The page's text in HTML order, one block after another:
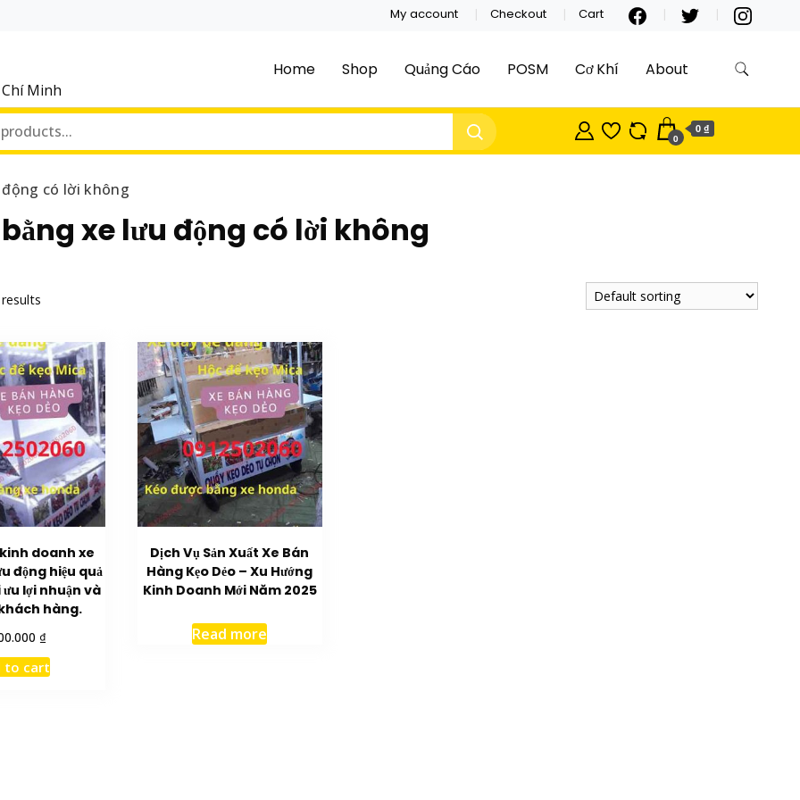
My account Checkout Cart
Minh
Home Shop Quảng Cáo POSM Cơ Khí About
0
0 ₫
có lời không
xe lưu động có lời không
doanh xe
động hiệu quả
lợi nhuận và
hàng.
₫
to cart
Dịch Vụ Sản Xuất Xe Bán
Hàng Kẹo Dẻo – Xu Hướng
Kinh Doanh Mới Năm 2025
Read more